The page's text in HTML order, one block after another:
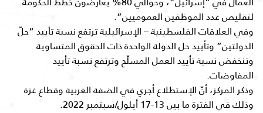
لتقليص عدد الموظفين العموميين”.
وفي العلاقات الفلسطينية – الإسرائيلية ترتفع نسبة تأييد “حلّ
الدولتين” وتأييد حل الدولة الواحدة ذات الحقوق المتساوية
وتنخفض نسبة تأييد العمل المسلّح وترتفع نسبة تأييد
المفاوضات.
وذكر المركز، أنّ الإستطلاع أجري في الضفة الغربية وقطاع غزة
وذلك في الفترة ما بين 13-17 أيلول/سبتمبر 2022.